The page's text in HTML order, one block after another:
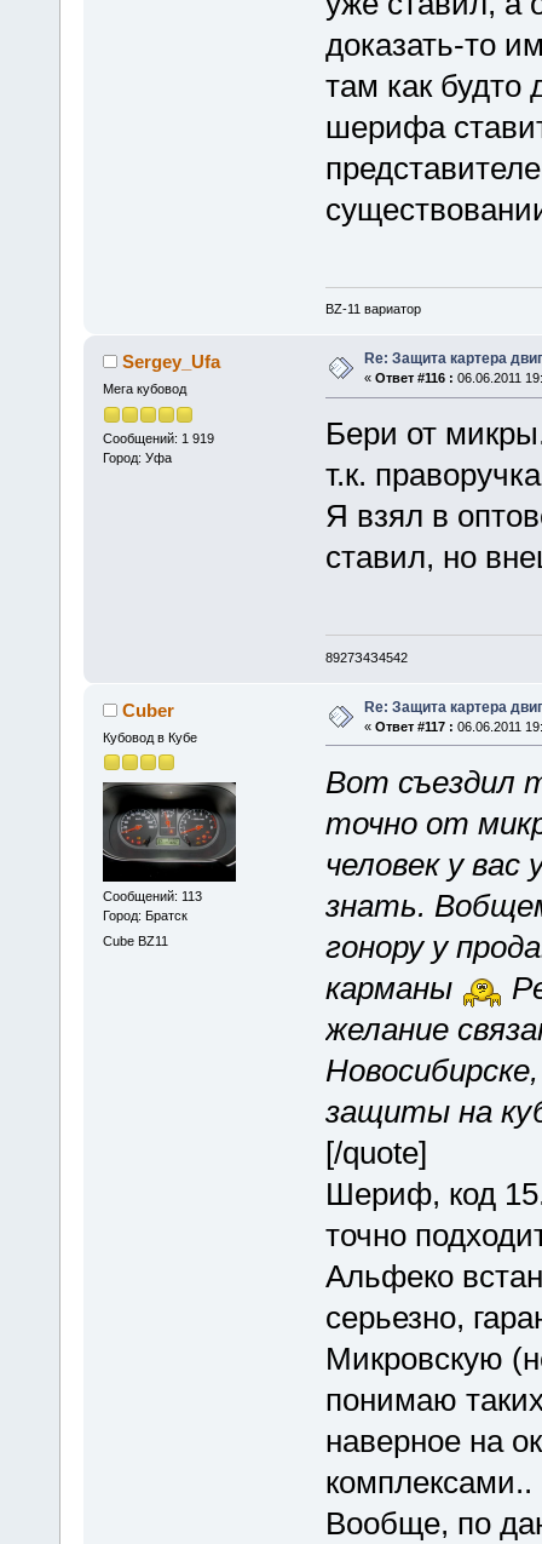
доказать-то
там как
шерифа
BZ-11 вариатор
Sergey_Ufa
Мега кубовод
Сообщений: 1 919
Город: Уфа
Re: Защита картера
« Ответ #116 : 06.06.2011
Бери от
т.к.
Я взял в
ставил, но
8927З4З4542
Cuber
Кубовод в Кубе
Сообщений: 113
Город: Братск
Cube BZ11
Re: Защита картера
« Ответ #117 : 06.06.2011
Вот съездил
точно от
человек у
знать.
гонору у
карманы
желание
защиты на
[/quote]
Шериф, код
точно
Альфеко
серьезно,
Микровскую
понимаю
наверное на
комплексами..
Вообще, по